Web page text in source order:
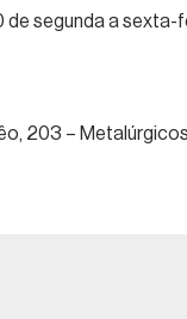
de segunda a sexta-
203 –